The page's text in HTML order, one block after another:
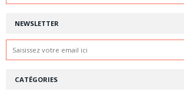
NEWSLETTER
CATÉGORIES